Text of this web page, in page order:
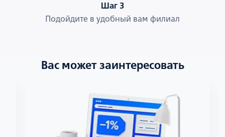
Шаг 3
Подойдите в удобный вам филиал
Вас может заинтересовать